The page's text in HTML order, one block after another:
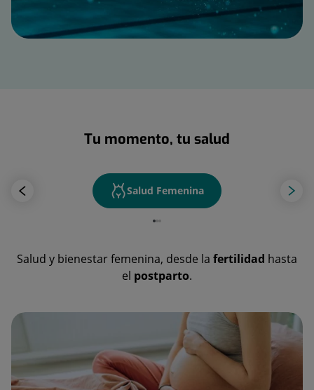
Tu momento, tu salud
Salud Femenina
Salud y bienestar femenina, desde la fertilidad hasta
el postparto.